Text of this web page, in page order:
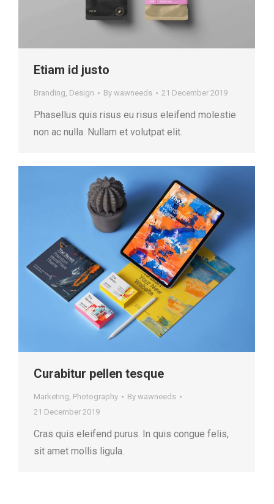
Etiam id justo
Branding, Design By wawneeds 21 December 2019
Phasellus quis risus eu risus eleifend molestie
non ac nulla. Nullam et volutpat elit.
Curabitur pellen tesque
Marketing, Photography By wawneeds
21 December 2019
Cras quis eleifend purus. In quis congue felis,
sit amet mollis ligula.